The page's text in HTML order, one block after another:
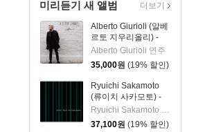
미리듣기 새 앨범
Alberto Giurioli (알베
르토 지우리올리) -
Leftovers [LP]
Alberto Giurioli 연주
35,000원 (19% 할인)
Ryuichi Sakamoto
(류이치 사카모토) -
1996
Ryuichi Sakamoto 작곡
37,100원 (19% 할인)
더보기